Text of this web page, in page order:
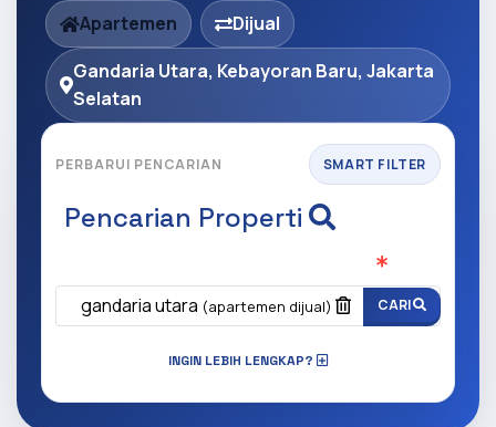
Apartemen
Dijual
Gandaria Utara, Kebayoran Baru, Jakarta
Selatan
PERBARUI PENCARIAN SMART FILTER
Pencarian Properti
gandaria utara (apartemen dijual) CARI
INGIN LEBIH LENGKAP?